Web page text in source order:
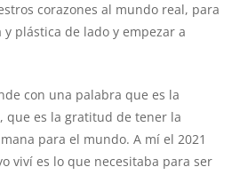
corazones al mundo real, para
plástica de lado y empezar a
con una palabra que es la
que es la gratitud de tener la
para el mundo. A mí el 2021
viví es lo que necesitaba para ser